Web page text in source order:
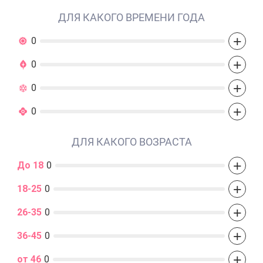
ДЛЯ КАКОГО ВРЕМЕНИ ГОДА
0 +
0 +
0 +
0 +
ДЛЯ КАКОГО ВОЗРАСТА
До 18 0 +
18-25 0 +
26-35 0 +
36-45 0 +
от 46 0 +